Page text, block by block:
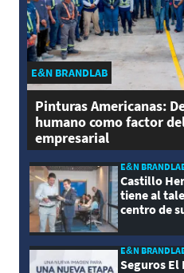
E&N BRANDLAB
Pinturas Americanas:
humano como factor
empresarial
E&N
Castillo
tiene al
centro de
E&N
Seguros El